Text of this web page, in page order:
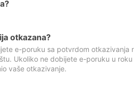
otkazana?
e-poruku sa potvrdom otkazivanja
Ukoliko ne dobijete e-poruku u
vaše otkazivanje.